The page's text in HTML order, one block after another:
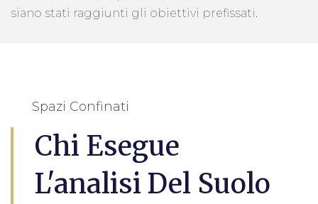
siano stati raggiunti gli obiettivi prefissati.
Spazi Confinati
Chi Esegue
L'analisi Del Suolo